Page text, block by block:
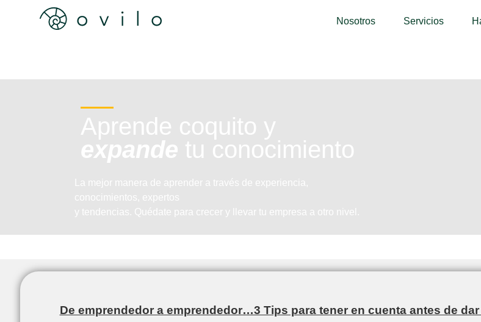
Nosotros Servicios
Aprende coquito y
expande tu conocimiento
La mejor manera de aprender a través de experiencia,
conocimientos, expertos
y tendencias. Quédate para crecer y llevar tu empresa a otro nivel.
De emprendedor a emprendedor…3 Tips para tener en cuenta antes de